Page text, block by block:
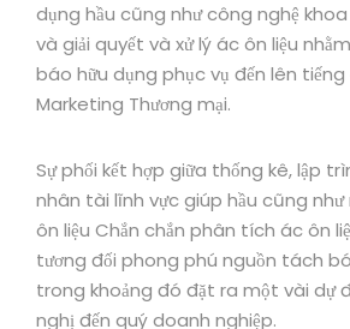
dụng hầu cũng như công nghệ
và giải quyết và xử lý ác ôn liệu
báo hữu dụng phục vụ đến lên
Marketing Thương mại.
Sự phối kết hợp giữa thống kê, lập
nhân tài lĩnh vực giúp hầu cũng
ôn liệu Chắn chắn phân tích ác ôn
tương đối phong phú nguồn tách
trong khoảng đó đặt ra một vài dự
nghị đến quý doanh nghiệp.